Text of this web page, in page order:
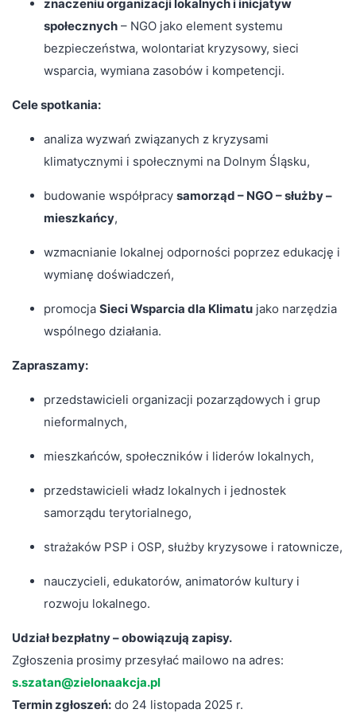
znaczeniu organizacji lokalnych i inicjatyw
społecznych – NGO jako element systemu
bezpieczeństwa, wolontariat kryzysowy, sieci
wsparcia, wymiana zasobów i kompetencji.
Cele spotkania:
analiza wyzwań związanych z kryzysami
klimatycznymi i społecznymi na Dolnym Śląsku,
budowanie współpracy samorząd – NGO – służby –
mieszkańcy,
wzmacnianie lokalnej odporności poprzez edukację i
wymianę doświadczeń,
promocja Sieci Wsparcia dla Klimatu jako narzędzia
wspólnego działania.
Zapraszamy:
przedstawicieli organizacji pozarządowych i grup
nieformalnych,
mieszkańców, społeczników i liderów lokalnych,
przedstawicieli władz lokalnych i jednostek
samorządu terytorialnego,
strażaków PSP i OSP, służby kryzysowe i ratownicze,
nauczycieli, edukatorów, animatorów kultury i
rozwoju lokalnego.
Udział bezpłatny – obowiązują zapisy.
Zgłoszenia prosimy przesyłać mailowo na adres:
s.szatan@zielonaakcja.pl
Termin zgłoszeń: do 24 listopada 2025 r.